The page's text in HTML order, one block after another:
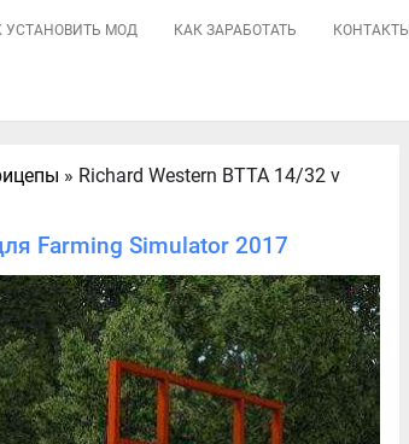
УСТАНОВИТЬ МОД КАК ЗАРАБОТАТЬ КОНТАКТЫ
» Richard Western BTTA 14/32 v
Farming Simulator 2017